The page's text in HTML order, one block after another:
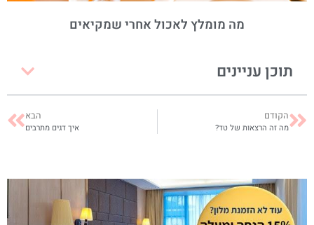
מה מומלץ לאכול אחרי שמקיאים
תוכן עניינים
הקודם
מה זה הרצאות של טד?
הבא
איך דגים מתרבים